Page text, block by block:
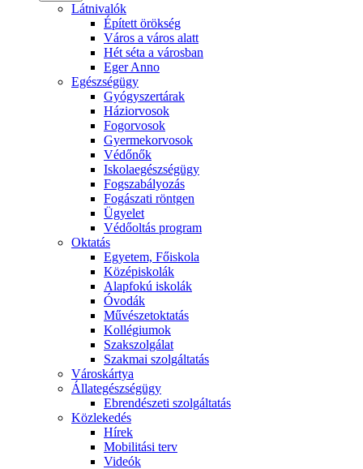
Látnivalók
Épített örökség
Város a város alatt
Hét séta a városban
Eger Anno
Egészségügy
Gyógyszertárak
Háziorvosok
Fogorvosok
Gyermekorvosok
Védőnők
Iskolaegészségügy
Fogszabályozás
Fogászati röntgen
Ügyelet
Védőoltás program
Oktatás
Egyetem, Főiskola
Középiskolák
Alapfokú iskolák
Óvodák
Művészetoktatás
Kollégiumok
Szakszolgálat
Szakmai szolgáltatás
Városkártya
Állategészségügy
Ebrendészeti szolgáltatás
Közlekedés
Hírek
Mobilitási terv
Videók